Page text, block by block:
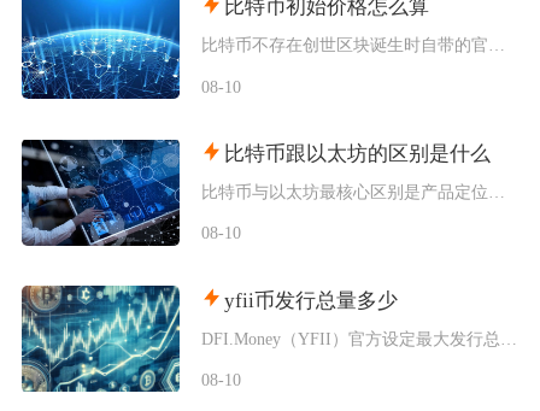
比特币初始价格怎么算
08-10
比特币跟以太坊的区别是什么
08-10
yfii币发行总量多少
08-10